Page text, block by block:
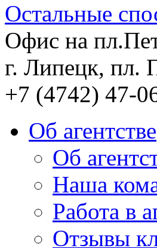
Остальные
Офис на
г. Липецк, пл.
+7 (4742) 47-
Об агентстве
Об
Наша
Работа в
Отзывы